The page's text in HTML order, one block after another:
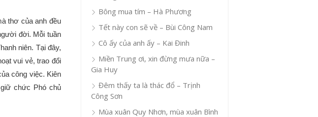
thơ của anh đều
đời. Mỗi tuần
niên. Tại đây,
vui vẻ, trao đổi
công việc. Kiên
chức Phó chủ
Bông mua tím – Hà Phương
Tết này con sẽ về – Bùi Công Nam
Cô ấy của anh ấy – Kai Đinh
Miền Trung ơi, xin đừng mưa nữa –
Gia Huy
Đêm thấy ta là thác đổ – Trịnh
Công Sơn
Mùa xuân Quy Nhơn, mùa xuân Bình